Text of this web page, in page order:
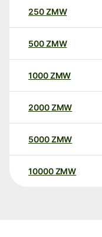
250ZMW
500ZMW
1000ZMW
2000ZMW
5000ZMW
10000 ZMW